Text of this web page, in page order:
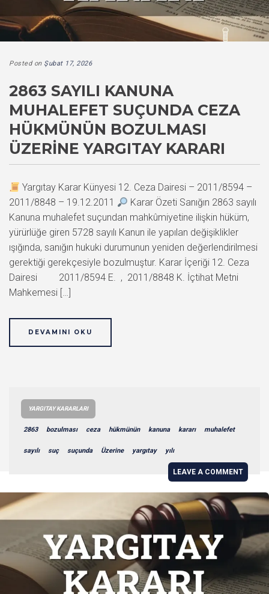
Posted on Şubat 17, 2026
2863 SAYILI KANUNA
MUHALEFET SUÇUNDA CEZA
HÜKMÜNÜN BOZULMASI
ÜZERINE YARGITAY KARARI
Yargıtay Karar Künyesi 12. Ceza Dairesi – 2011/8594 –
2011/8848 – 19.12.2011
Karar Özeti Sanığın 2863 sayılı
Kanuna muhalefet suçundan mahkûmiyetine ilişkin hüküm,
yürürlüğe giren 5728 sayılı Kanun ile yapılan değişiklikler
ışığında, sanığın hukuki durumunun yeniden değerlendirilmesi
gerektiği gerekçesiyle bozulmuştur. Karar İçeriği 12. Ceza
Dairesi 2011/8594 E. , 2011/8848 K. İçtihat Metni
Mahkemesi […]
DEVAMINI OKU
YARGITAY KARARLARI
2863 bozulması ceza hükmünün kanuna kararı muhalefet
sayılı suç suçunda Üzerine yargıtay yılı
LEAVE A COMMENT